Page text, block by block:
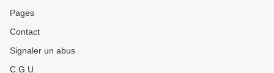
Pages
Contact
Signaler un abus
C.G.U.